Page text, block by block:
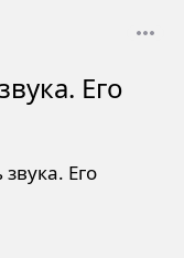
Его
Его